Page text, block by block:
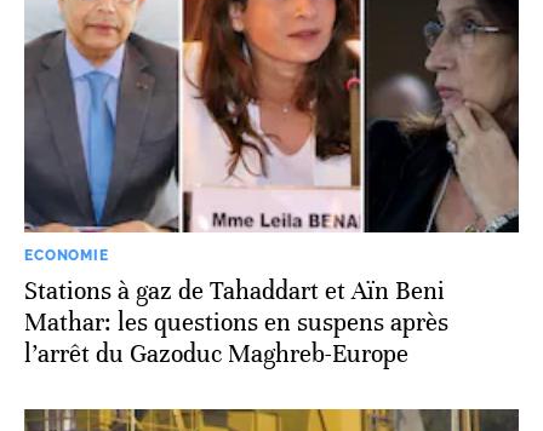
ECONOMIE
Stations à gaz de Tahaddart et Aïn Beni
Mathar: les questions en suspens après
l’arrêt du Gazoduc Maghreb-Europe